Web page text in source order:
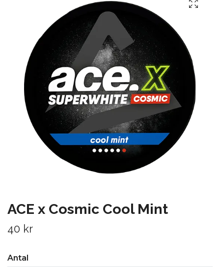
ACE x Cosmic Cool Mint
40 kr
Antal